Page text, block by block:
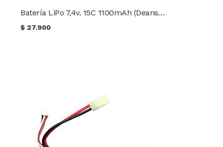
Batería LiPo 7,4v. 15C 1100mAh (Deans) Victory Battery
$ 27.900